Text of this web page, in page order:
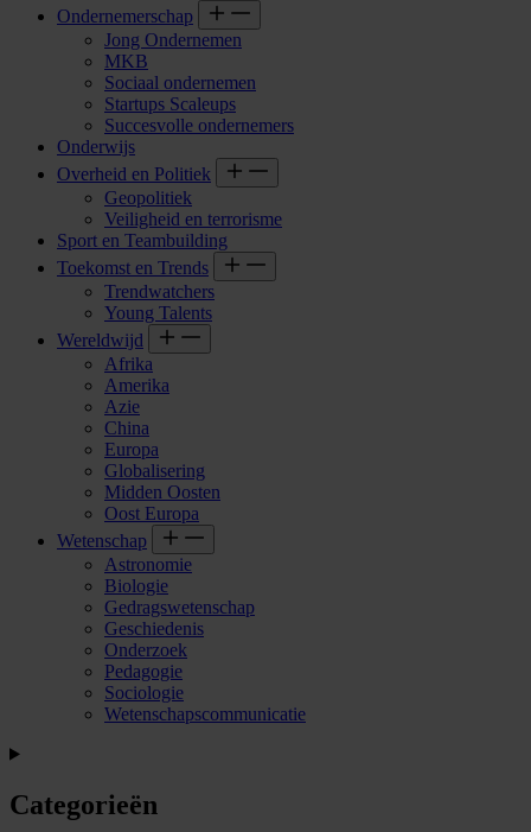
Ondernemerschap
Jong Ondernemen
MKB
Sociaal ondernemen
Startups Scaleups
Succesvolle ondernemers
Onderwijs
Overheid en Politiek
Geopolitiek
Veiligheid en terrorisme
Sport en Teambuilding
Toekomst en Trends
Trendwatchers
Young Talents
Wereldwijd
Afrika
Amerika
Azie
China
Europa
Globalisering
Midden Oosten
Oost Europa
Wetenschap
Astronomie
Biologie
Gedragswetenschap
Geschiedenis
Onderzoek
Pedagogie
Sociologie
Wetenschapscommunicatie
Categorieën